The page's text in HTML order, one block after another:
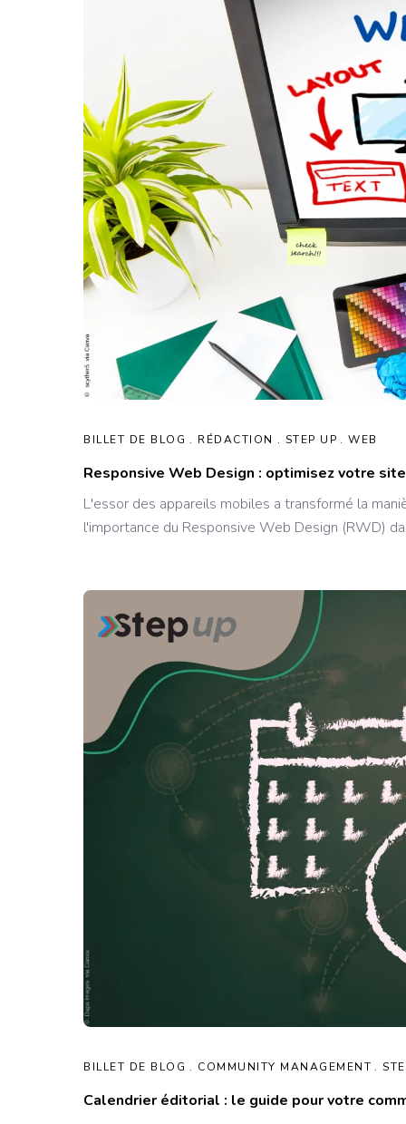
BILLET DE BLOG RÉDACTION STEP UP WEB
Responsive Web Design : optimisez votre
L'essor des appareils mobiles a transformé la
l'importance du Responsive Web Design (RWD)
BILLET DE BLOG COMMUNITY MANAGEMENT
Calendrier éditorial : le guide pour votre